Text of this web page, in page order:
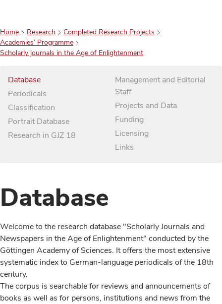
Home Research
Completed Research Projects
Academies’ Programme
Scholarly journals in the Age of Enlightenment
Database
Periodicals
Classification
Portrait Database
Research in GJZ 18
Management and Editorial
Staff
Projects and Data
Funding
Licensing
Links
Database
Welcome to the research database "Scholarly Journals and
Newspapers in the Age of Enlightenment" conducted by the
Göttingen Academy of Sciences. It offers the most extensive
systematic index to German-language periodicals of the 18th
century.
The corpus is searchable for reviews and announcements of
books as well as for persons, institutions and news from the